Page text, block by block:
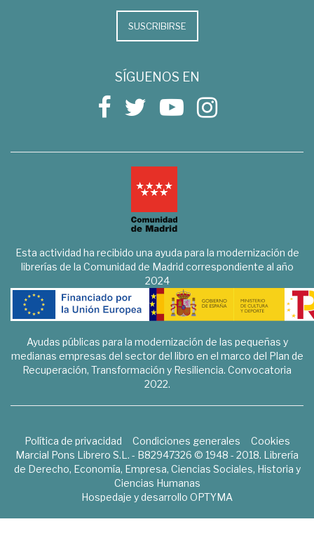
SUSCRIBIRSE
SÍGUENOS EN
Esta actividad ha recibido una ayuda para la modernización de
librerías de la Comunidad de Madrid correspondiente al año
2024
Ayudas públicas para la modernización de las pequeñas y
medianas empresas del sector del libro en el marco del Plan de
Recuperación, Transformación y Resiliencia. Convocatoria
2022.
Política de privacidad Condiciones generales
Cookies
Marcial Pons Librero S.L. - B82947326 © 1948 - 2018. Librería
de Derecho, Economía, Empresa, Ciencias Sociales, Historia y
Ciencias Humanas
Hospedaje y desarrollo OPTYMA